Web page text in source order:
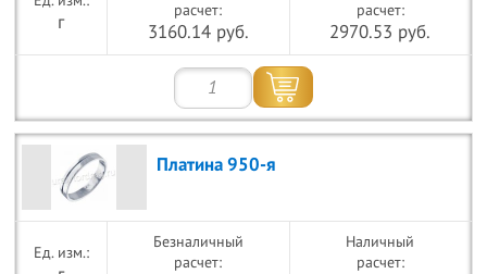
г
расчет:
3160.14 руб.
расчет:
2970.53 руб.
Платина 950-я
Безналичный
расчет:
Наличный
расчет: